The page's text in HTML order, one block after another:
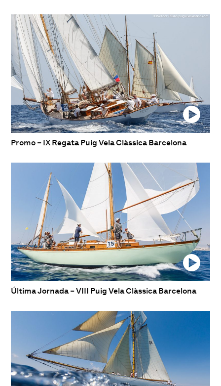
Promo – IX Regata Puig Vela Clàssica Barcelona
Última Jornada – VIII Puig Vela Clàssica Barcelona